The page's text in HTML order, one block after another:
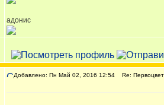
адонис
Добавлено: Пн Май 02, 2016 12:54 Re: